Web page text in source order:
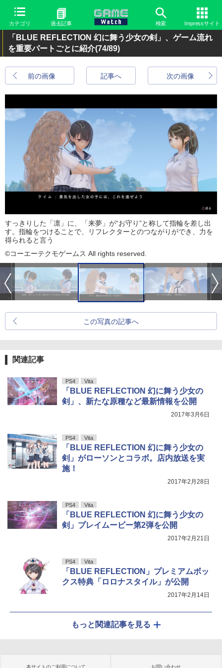
カテゴリ 過去記事 検索 Impressサイト
「BLUE REFLECTION 幻に舞う少女の剣」、ゲーム流れ
を重要パートごとに紹介(74/89)
前の画像 次の画像
記事へ
すっきりした「凛」に、「来夢」が“お守り”と称して指輪を差し出
す。指輪をつけることで、リフレクターとのつながりができ、力を
得られると言う
©コーエーテクモゲームス All rights reserved.
この写真の記事へ
関連記事
PS4 Vita
「BLUE REFLECTION 幻に舞う少女の
剣」、新たな原種など最新情報を公開
2017年3月6日
PS4 Vita
「BLUE REFLECTION 幻に舞う少女の
剣」がローソンとコラボ。店内放送を実
施！
2017年2月28日
PS4 Vita
「BLUE REFLECTION 幻に舞う少女の
剣」プレイムービー第2弾を公開
2017年2月21日
PS4 Vita
「BLUE REFLECTION」プレミアムボッ
クス特典「ロロナスタイル」が公開
2017年2月14日
もっと関連記事を見る
本サイトのご利用について お問い合わせ